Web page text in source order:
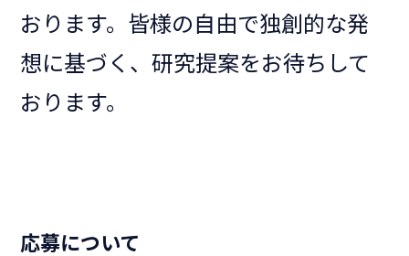
おります。皆様の自由で独創的な発
想に基づく、研究提案をお待ちして
おります。
応募について